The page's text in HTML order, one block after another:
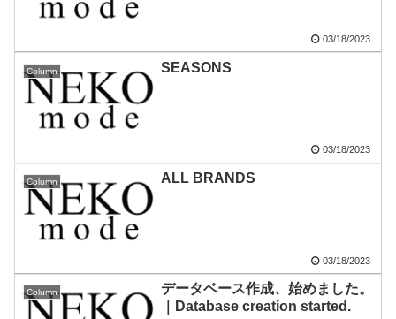
03/18/2023
Column SEASONS
03/18/2023
Column ALL BRANDS
03/18/2023
Column
データベース作成、始めました。
｜Database creation started.